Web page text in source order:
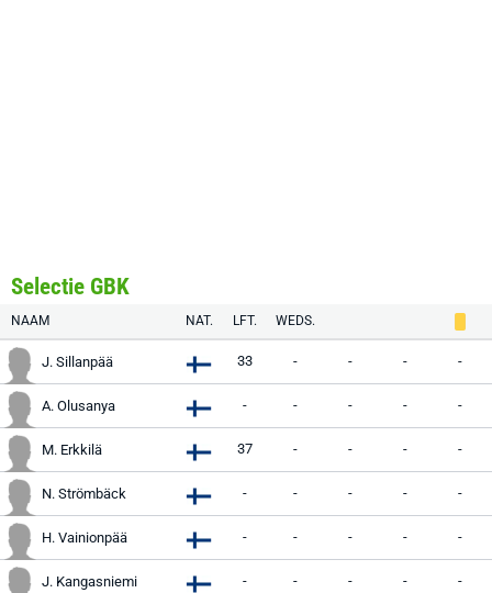
Selectie GBK
NAAM NAT. LFT. WEDS.
J. Sillanpää 33 - - - -
A. Olusanya - - - - -
M. Erkkilä 37 - - - -
N. Strömbäck - - - - -
H. Vainionpää - - - - -
J. Kangasniemi - - - - -